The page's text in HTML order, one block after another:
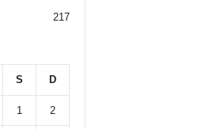
217
S D
1 2